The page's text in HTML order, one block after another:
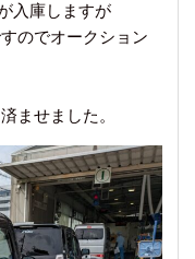
入庫しますが
のでオークション
ませました。